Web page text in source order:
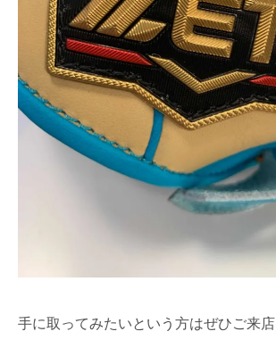
手に取ってみたいという方はぜひご来店